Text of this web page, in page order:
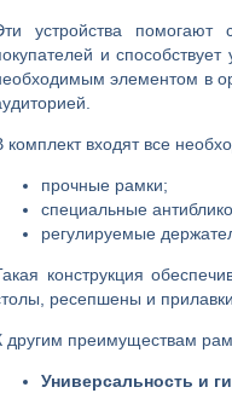
устройства помогают
и
элементом в
комплект входят все
прочные рамки;
специальные
регулируемые
конструкция
ресепшены и прилавки.
другим преимуществам
Универсальность и